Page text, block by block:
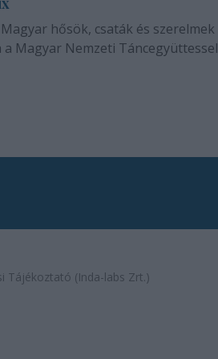
hősök, csaták és szerelmek
Magyar Nemzeti Táncegyüttessel
Tájékoztató (Inda-labs Zrt.)